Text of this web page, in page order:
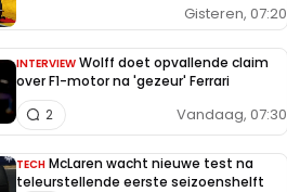
Gisteren, 07:20
INTERVIEW Wolff doet opvallende claim
over F1-motor na 'gezeur' Ferrari
Vandaag, 07:30
2
TECH McLaren wacht nieuwe test na
teleurstellende eerste seizoenshelft